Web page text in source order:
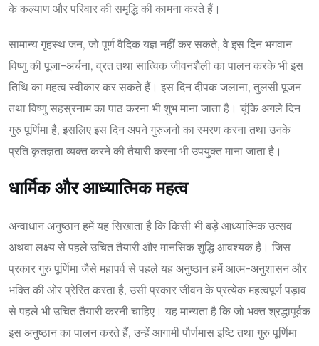
के कल्याण और परिवार की समृद्धि की कामना करते हैं।
सामान्य गृहस्थ जन, जो पूर्ण वैदिक यज्ञ नहीं कर सकते, वे इस दिन भगवान
विष्णु की पूजा-अर्चना, व्रत तथा सात्विक जीवनशैली का पालन करके भी इस
तिथि का महत्व स्वीकार कर सकते हैं। इस दिन दीपक जलाना, तुलसी पूजन
तथा विष्णु सहस्रनाम का पाठ करना भी शुभ माना जाता है। चूंकि अगले दिन
गुरु पूर्णिमा है, इसलिए इस दिन अपने गुरुजनों का स्मरण करना तथा उनके
प्रति कृतज्ञता व्यक्त करने की तैयारी करना भी उपयुक्त माना जाता है।
धार्मिक और आध्यात्मिक महत्व
अन्वाधान अनुष्ठान हमें यह सिखाता है कि किसी भी बड़े आध्यात्मिक उत्सव
अथवा लक्ष्य से पहले उचित तैयारी और मानसिक शुद्धि आवश्यक है। जिस
प्रकार गुरु पूर्णिमा जैसे महापर्व से पहले यह अनुष्ठान हमें आत्म-अनुशासन और
भक्ति की ओर प्रेरित करता है, उसी प्रकार जीवन के प्रत्येक महत्वपूर्ण पड़ाव
से पहले भी उचित तैयारी करनी चाहिए। यह मान्यता है कि जो भक्त श्रद्धापूर्वक
इस अनुष्ठान का पालन करते हैं, उन्हें आगामी पौर्णमास इष्टि तथा गुरु पूर्णिमा